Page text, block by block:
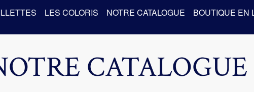
LES COLORIS NOTRE CATALOGUE BOUTIQUE EN
CATALOGUE